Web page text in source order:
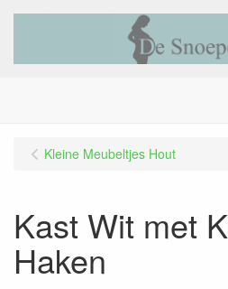
Kleine Meubeltjes Hout
Kast Wit met
Haken